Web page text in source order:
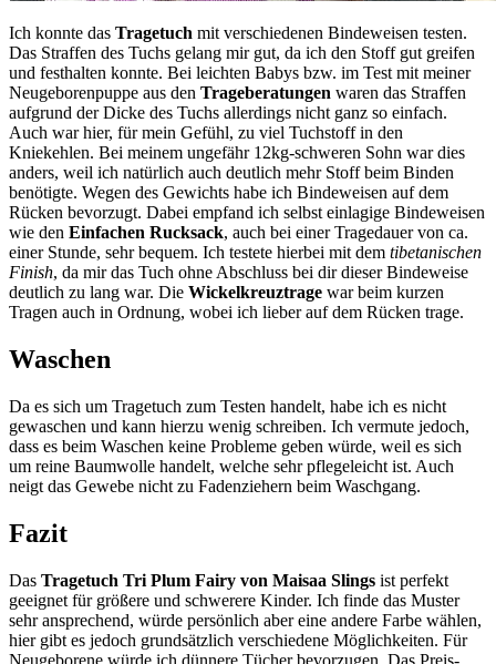
Ich konnte das Tragetuch mit verschiedenen Bindeweisen testen.
Das Straffen des Tuchs gelang mir gut, da ich den Stoff gut greifen
und festhalten konnte. Bei leichten Babys bzw. im Test mit meiner
Neugeborenpuppe aus den Trageberatungen waren das Straffen
aufgrund der Dicke des Tuchs allerdings nicht ganz so einfach.
Auch war hier, für mein Gefühl, zu viel Tuchstoff in den
Kniekehlen. Bei meinem ungefähr 12kg-schweren Sohn war dies
anders, weil ich natürlich auch deutlich mehr Stoff beim Binden
benötigte. Wegen des Gewichts habe ich Bindeweisen auf dem
Rücken bevorzugt. Dabei empfand ich selbst einlagige Bindeweisen
wie den Einfachen Rucksack, auch bei einer Tragedauer von ca.
einer Stunde, sehr bequem. Ich testete hierbei mit dem tibetanischen
Finish, da mir das Tuch ohne Abschluss bei dir dieser Bindeweise
deutlich zu lang war. Die Wickelkreuztrage war beim kurzen
Tragen auch in Ordnung, wobei ich lieber auf dem Rücken trage.
Waschen
Da es sich um Tragetuch zum Testen handelt, habe ich es nicht
gewaschen und kann hierzu wenig schreiben. Ich vermute jedoch,
dass es beim Waschen keine Probleme geben würde, weil es sich
um reine Baumwolle handelt, welche sehr pflegeleicht ist. Auch
neigt das Gewebe nicht zu Fadenziehern beim Waschgang.
Fazit
Das Tragetuch Tri Plum Fairy von Maisaa Slings ist perfekt
geeignet für größere und schwerere Kinder. Ich finde das Muster
sehr ansprechend, würde persönlich aber eine andere Farbe wählen,
hier gibt es jedoch grundsätzlich verschiedene Möglichkeiten. Für
Neugeborene würde ich dünnere Tücher bevorzugen. Das Preis-